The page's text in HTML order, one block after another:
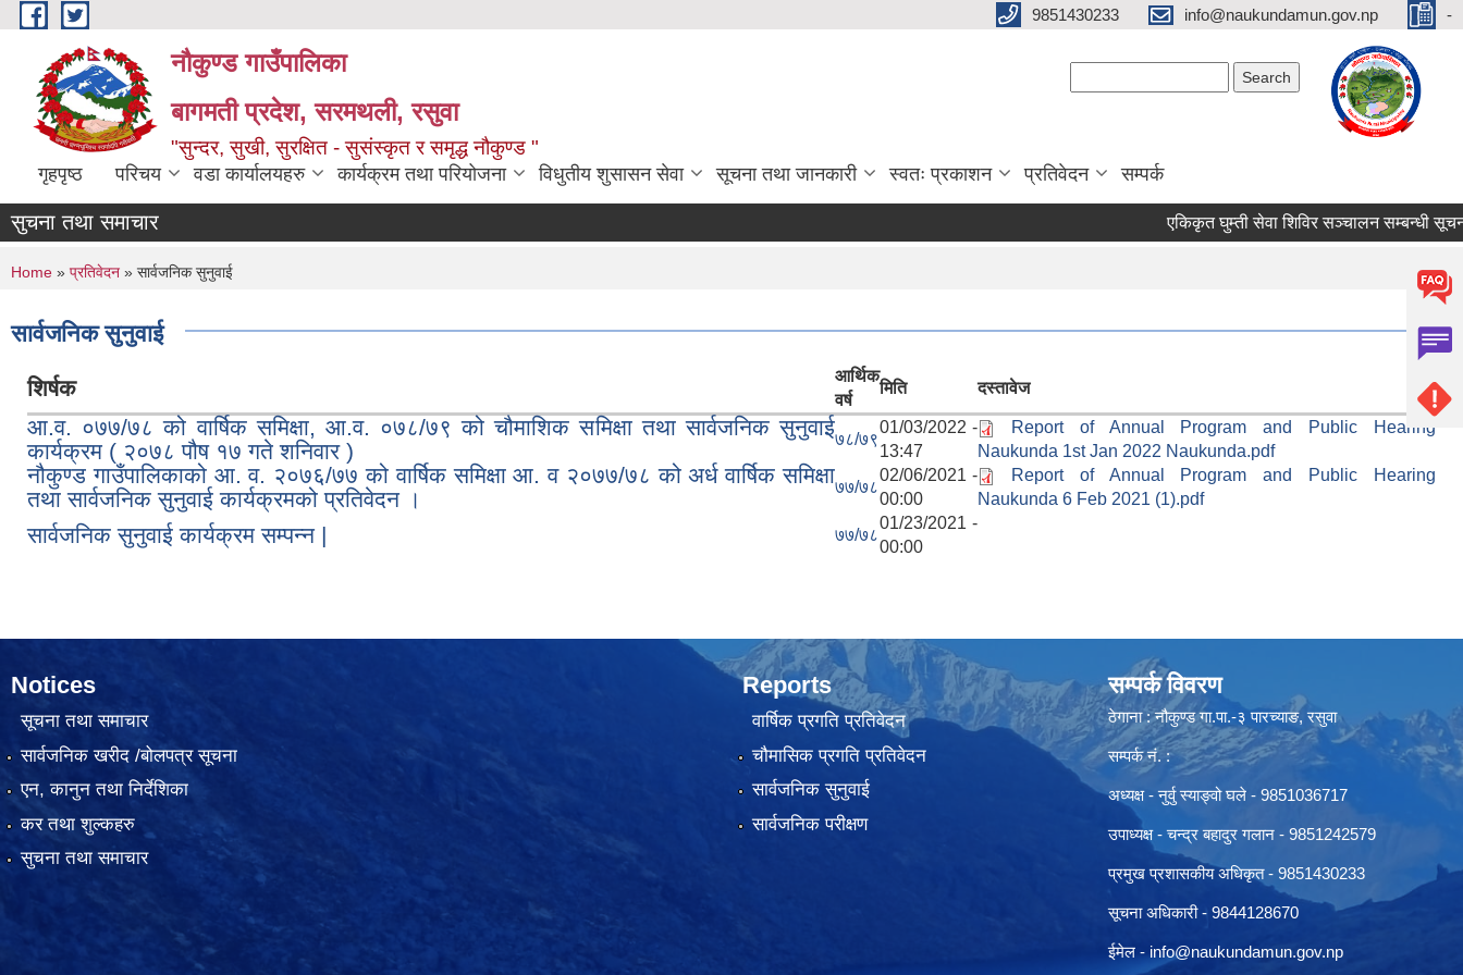
Skip to main content 9851430233 info@naukundamun.gov.np -
नौकुण्ड गाउँपालिका
बागमती प्रदेश, सरमथली, रसुवा
"सुन्दर, सुखी, सुरक्षित - सुसंस्कृत र समृद्ध नौकुण्ड "
गृहपृष्ठ परिचय वडा कार्यालयहरु कार्यक्रम तथा परियोजना विधुतीय शुसासन सेवा सूचना तथा जानकारी स्वतः प्रकाशन प्रतिवेदन सम्पर्क
सुचना तथा समाचार एकिकृत घुम्ती सेवा शिविर सञ्‍चालन सम्बन्धी सूचना
You are here
Home » प्रतिवेदन » सार्वजनिक सुनुवाई
सार्वजनिक सुनुवाई
शिर्षक
आर्थिक
वर्ष
मिति दस्तावेज
आ.व. ०७७/७८ को वार्षिक समिक्षा, आ.व. ०७८/७९ को चौमाशिक समिक्षा तथा सार्वजनिक सुनुवाई
कार्यक्रम ( २०७८ पौष १७ गते शनिवार )
७८/७९
01/03/2022 -
13:47
Report of Annual Program and Public Hearing
Naukunda 1st Jan 2022 Naukunda.pdf
नौकुण्ड गाउँपालिकाको आ. व. २०७६/७७ को वार्षिक समिक्षा आ. व २०७७/७८ को अर्ध वार्षिक समिक्षा
तथा सार्वजनिक सुनुवाई कार्यक्रमको प्रतिवेदन ।
७७/७८
02/06/2021 -
00:00
Report of Annual Program and Public Hearing
Naukunda 6 Feb 2021 (1).pdf
सार्वजनिक सुनुवाई कार्यक्रम सम्पन्न | ७७/७८
01/23/2021 -
00:00
Notices
सूचना तथा समाचार
सार्वजनिक खरीद /बोलपत्र सूचना
एन, कानुन तथा निर्देशिका
कर तथा शुल्कहरु
सुचना तथा समाचार
Reports
वार्षिक प्रगति प्रतिवेदन
चौमासिक प्रगति प्रतिवेदन
सार्वजनिक सुनुवाई
सार्वजनिक परीक्षण
सम्पर्क विवरण
ठेगाना : नौकुण्ड गा.पा.-३ पारच्याङ, रसुवा
सम्पर्क नं. :
अध्यक्ष - नुर्वु स्याङ्वो घले - 9851036717
उपाध्यक्ष - चन्द्र बहादुर गलान - 9851242579
प्रमुख प्रशासकीय अधिकृत - 9851430233
सूचना अधिकारी - 9844128670
ईमेल - info@naukundamun.gov.np